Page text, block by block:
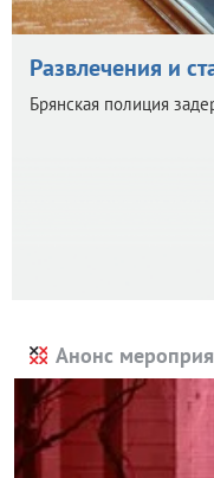
Развлечения и
Брянская полиция
Анонс